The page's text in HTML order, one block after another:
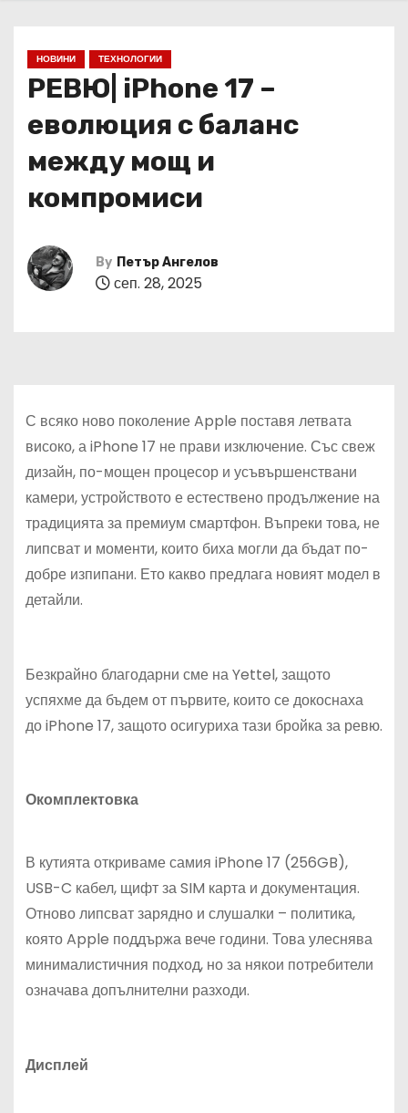
НОВИНИ ТЕХНОЛОГИИ
РЕВЮ| iPhone 17 –
еволюция с баланс
между мощ и
компромиси
By Петър Ангелов
сеп. 28, 2025
С всяко ново поколение Apple поставя летвата
високо, а iPhone 17 не прави изключение. Със свеж
дизайн, по-мощен процесор и усъвършенствани
камери, устройството е естествено продължение на
традицията за премиум смартфон. Въпреки това, не
липсват и моменти, които биха могли да бъдат по-
добре изпипани. Ето какво предлага новият модел в
детайли.
Безкрайно благодарни сме на Yettel, защото
успяхме да бъдем от първите, които се докоснаха
до iPhone 17, защото осигуриха тази бройка за ревю.
Окомплектовка
В кутията откриваме самия iPhone 17 (256GB),
USB-C кабел, щифт за SIM карта и документация.
Отново липсват зарядно и слушалки – политика,
която Apple поддържа вече години. Това улеснява
минималистичния подход, но за някои потребители
означава допълнителни разходи.
Дисплей